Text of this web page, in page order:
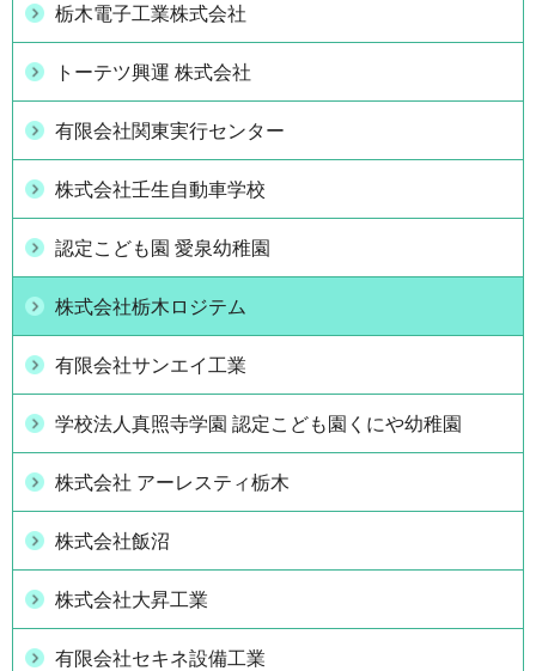
栃木電子工業株式会社
トーテツ興運 株式会社
有限会社関東実行センター
株式会社壬生自動車学校
認定こども園 愛泉幼稚園
株式会社栃木ロジテム
有限会社サンエイ工業
学校法人真照寺学園 認定こども園くにや幼稚園
株式会社 アーレスティ栃木
株式会社飯沼
株式会社大昇工業
有限会社セキネ設備工業